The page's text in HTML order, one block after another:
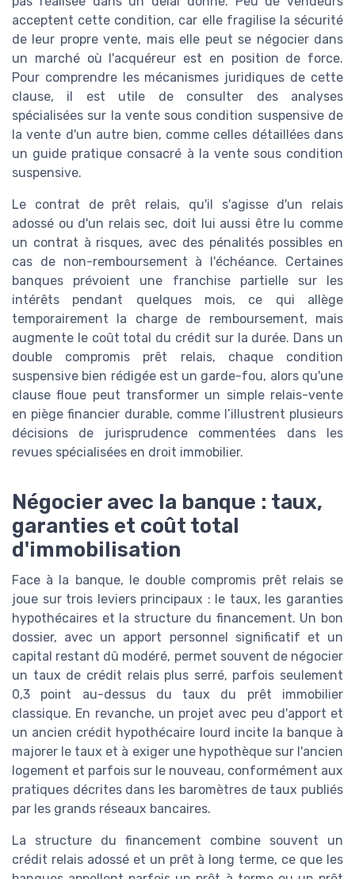
acceptent cette condition, car elle fragilise la sécurité
de leur propre vente, mais elle peut se négocier dans
un marché où l'acquéreur est en position de force.
Pour comprendre les mécanismes juridiques de cette
clause, il est utile de consulter des analyses
spécialisées sur la vente sous condition suspensive de
la vente d'un autre bien, comme celles détaillées dans
un guide pratique consacré à la vente sous condition
suspensive.
Le contrat de prêt relais, qu'il s'agisse d'un relais
adossé ou d'un relais sec, doit lui aussi être lu comme
un contrat à risques, avec des pénalités possibles en
cas de non-remboursement à l'échéance. Certaines
banques prévoient une franchise partielle sur les
intérêts pendant quelques mois, ce qui allège
temporairement la charge de remboursement, mais
augmente le coût total du crédit sur la durée. Dans un
double compromis prêt relais, chaque condition
suspensive bien rédigée est un garde-fou, alors qu'une
clause floue peut transformer un simple relais-vente
en piège financier durable, comme l’illustrent plusieurs
décisions de jurisprudence commentées dans les
revues spécialisées en droit immobilier.
Négocier avec la banque : taux,
garanties et coût total
d'immobilisation
Face à la banque, le double compromis prêt relais se
joue sur trois leviers principaux : le taux, les garanties
hypothécaires et la structure du financement. Un bon
dossier, avec un apport personnel significatif et un
capital restant dû modéré, permet souvent de négocier
un taux de crédit relais plus serré, parfois seulement
0,3 point au-dessus du taux du prêt immobilier
classique. En revanche, un projet avec peu d'apport et
un ancien crédit hypothécaire lourd incite la banque à
majorer le taux et à exiger une hypothèque sur l'ancien
logement et parfois sur le nouveau, conformément aux
pratiques décrites dans les baromètres de taux publiés
par les grands réseaux bancaires.
La structure du financement combine souvent un
crédit relais adossé et un prêt à long terme, ce que les